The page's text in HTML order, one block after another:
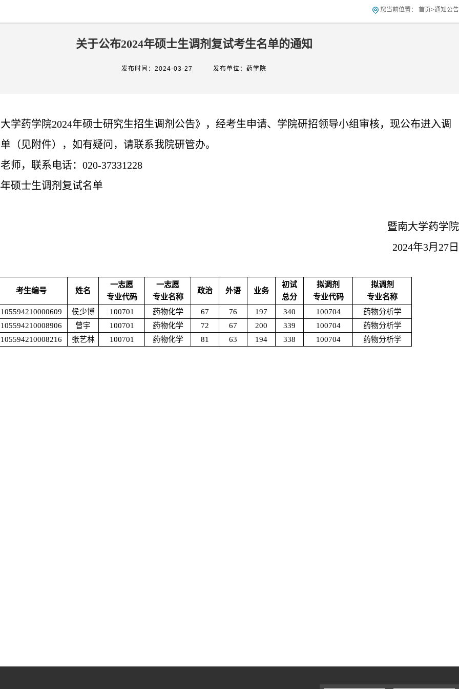
您当前位置： 首页>通知公告
关于公布2024年硕士生调剂复试考生名单的通知
发布时间：2024-03-27 发布单位：药学院
学药学院2024年硕士研究生招生调剂公告》，经考生申请、学院研招领导小组审核，现公布进入调
（见附件），如有疑问，请联系我院研管办。
师，联系电话：020-37331228
年硕士生调剂复试名单
暨南大学药学院
2024年3月 27 日
考生编号 姓名
一志愿
专业代码
一志愿
专业名称
政治 外语 业务
初试
总分
拟调剂
专业代码
拟调剂
专业名称
105594210000609 侯少博 100701 药物化学 67 76 197 340 100704
药物分析学
105594210008906 曾宇 100701 药物化学 72 67 200 339 100704
药物分析学
105594210008216 张艺林 100701 药物化学 81 63 194 338 100704 药物分析学